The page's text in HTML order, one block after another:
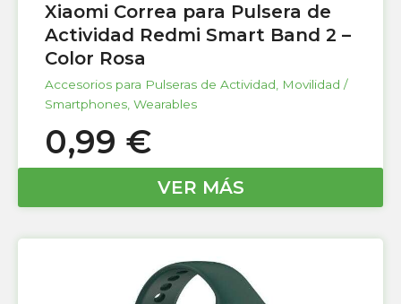
Xiaomi Correa para Pulsera de
Actividad Redmi Smart Band 2 –
Color Rosa
Accesorios para Pulseras de Actividad, Movilidad /
Smartphones, Wearables
0,99 €
VER MÁS